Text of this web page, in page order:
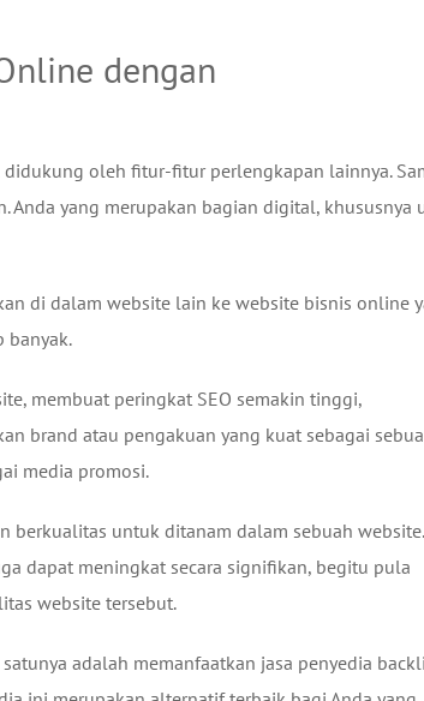
dengan
oleh fitur-fitur perlengkapan lainnya.
yang merupakan bagian digital, khususnya
di dalam website lain ke website bisnis online
banyak.
membuat peringkat SEO semakin tinggi,
brand atau pengakuan yang kuat sebagai
media promosi.
berkualitas untuk ditanam dalam sebuah website.
dapat meningkat secara signifikan, begitu pula
website tersebut.
adalah memanfaatkan jasa penyedia